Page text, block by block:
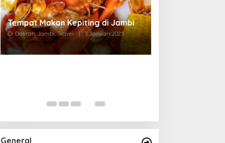
Tempat Makan di Thehok Jambi
Di Daerah, Jambi, Travel | 3 Januari 2025
General